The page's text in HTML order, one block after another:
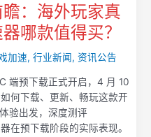
：海外玩家真
哪款值得买？
加速,行业新闻,资讯公告
端预下载正式开启，4 月 10
何下载、更新、畅玩这款开
验出发，深度测评
在预下载阶段的实际表现。